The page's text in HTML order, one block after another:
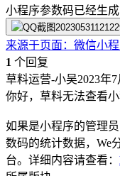
小程序参数码已经生
来源于页面 ： 微信小
1 个回复
草料运营-小吴2023年7
你好，草料无法查看
如果是小程序的管理
数码的统计数据，We
台。详细内容请查看：